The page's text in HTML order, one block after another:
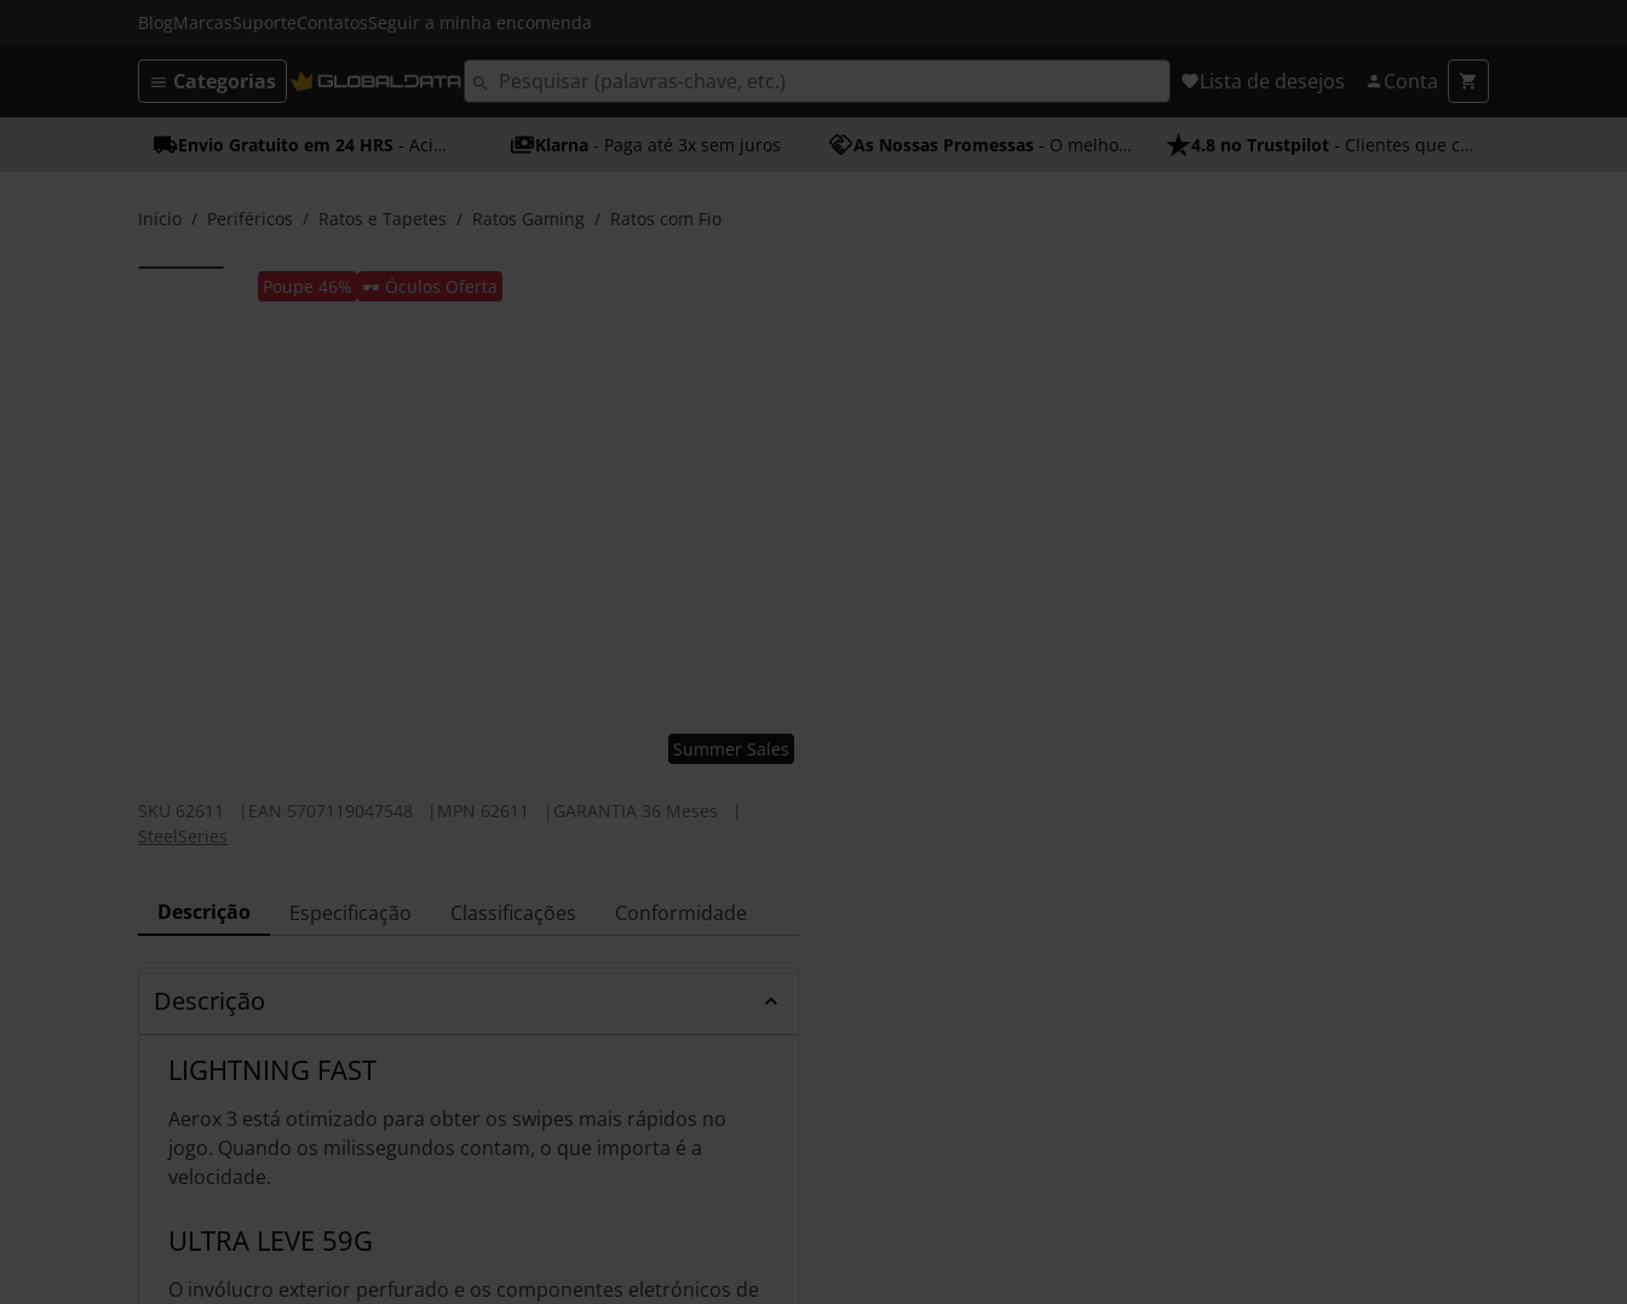
BlogMarcasSuporteContatosSeguir a minha encomenda
Lista de desejos Conta
Categorias
Envio Gratuito em 24 HRS - Acima dos 50€ Klarna - Paga até 3x sem juros As Nossas Promessas - O melhor atendimento 4.8 no Trustpilot - Clientes que confiam em nós
Início Periféricos Ratos e Tapetes Ratos Gaming Ratos com Fio
Poupe 46% 🕶️ Óculos Oferta
Summer Sales
SKU 62611 EAN 5707119047548 MPN 62611 GARANTIA 36 Meses
SteelSeries
Descrição Especificação Classificações Conformidade
Descrição
LIGHTNING FAST
Aerox 3 está otimizado para obter os swipes mais rápidos no
jogo. Quando os milissegundos contam, o que importa é a
velocidade.
ULTRA LEVE 59G
O invólucro exterior perfurado e os componentes eletrónicos de